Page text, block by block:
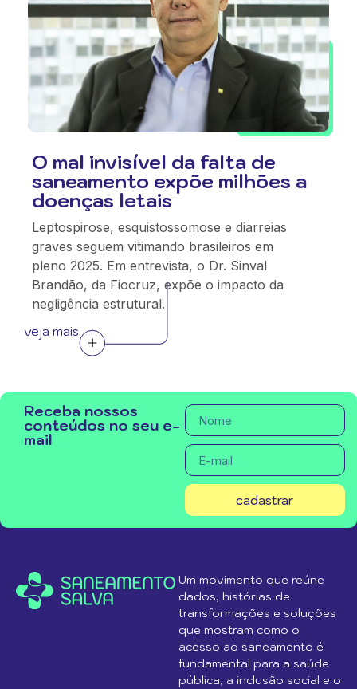
O mal invisível da falta de
saneamento expõe milhões a
doenças letais
Leptospirose, esquistossomose e diarreias
graves seguem vitimando brasileiros em
pleno 2025. Em entrevista, o Dr. Sinval
Brandão, da Fiocruz, expõe o impacto da
negligência estrutural.
veja mais
Receba nossos
conteúdos no seu e-
mail
cadastrar
Um movimento que reúne
dados, histórias de
transformações e soluções
que mostram como o
acesso ao saneamento é
fundamental para a saúde
pública, a inclusão social e o